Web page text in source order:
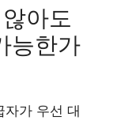
아도
능한가
자가 우선 대